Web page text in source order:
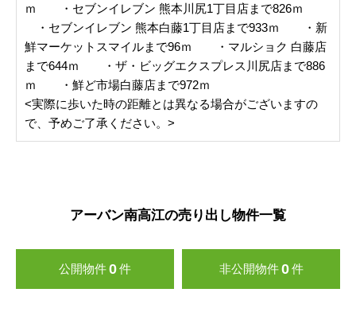
ｍ ・セブンイレブン 熊本川尻1丁目店まで826ｍ
・セブンイレブン 熊本白藤1丁目店まで933ｍ ・新
鮮マーケットスマイルまで96ｍ ・マルショク 白藤店
まで644ｍ ・ザ・ビッグエクスプレス川尻店まで886
ｍ ・鮮ど市場白藤店まで972ｍ
<実際に歩いた時の距離とは異なる場合がございますの
で、予めご了承ください。>
アーバン南高江の売り出し物件一覧
公開物件0件 非公開物件 0 件